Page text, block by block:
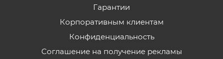
Гарантии
Корпоративным клиентам
Конфиденциальность
Соглашение на получение рекламы